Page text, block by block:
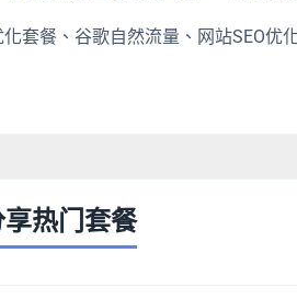
化套餐、谷歌自然流量、网站SEO
享热门套餐